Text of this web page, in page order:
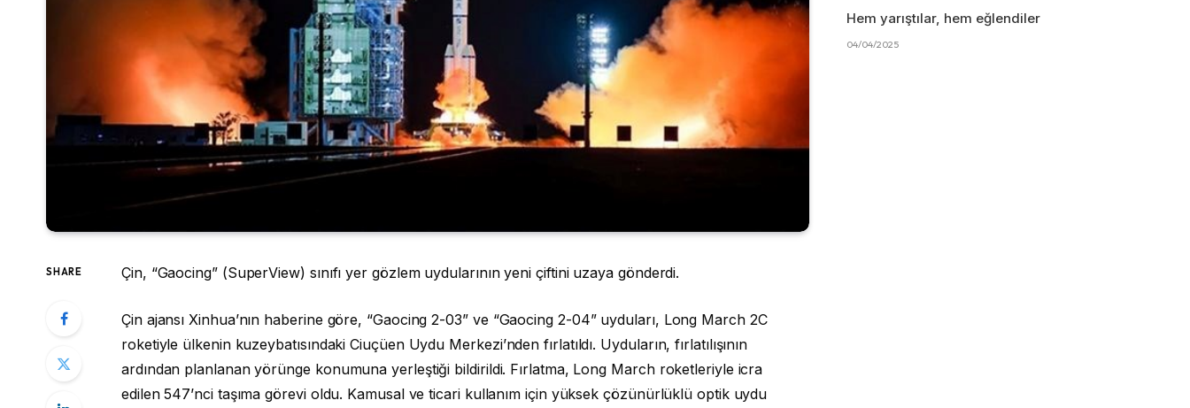
SHARE Çin, “Gaocing” (SuperView) sınıfı yer gözlem uydularının yeni çiftini uzaya gönderdi.
Çin ajansı Xinhua’nın haberine göre, “Gaocing 2-03” ve “Gaocing 2-04” uyduları, Long March 2C
roketiyle ülkenin kuzeybatısındaki Ciuçüen Uydu Merkezi’nden fırlatıldı. Uyduların, fırlatılışının
ardından planlanan yörünge konumuna yerleştiği bildirildi. Fırlatma, Long March roketleriyle icra
edilen 547’nci taşıma görevi oldu. Kamusal ve ticari kullanım için yüksek çözünürlüklü optik uydu
Hem yarıştılar, hem eğlendiler
04/04/2025